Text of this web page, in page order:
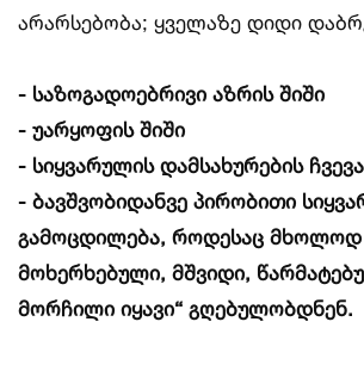
არარსებობა; ყველაზე დიდი
- საზოგადოებრივი აზრის შიში
- უარყოფის შიში
- სიყვარულის დამსახურების ჩვევა
- ბავშვობიდანვე პირობითი
გამოცდილება, როდესაც მხოლოდ
მოხერხებული, მშვიდი,
მორჩილი იყავი“ გღებულობდნენ.